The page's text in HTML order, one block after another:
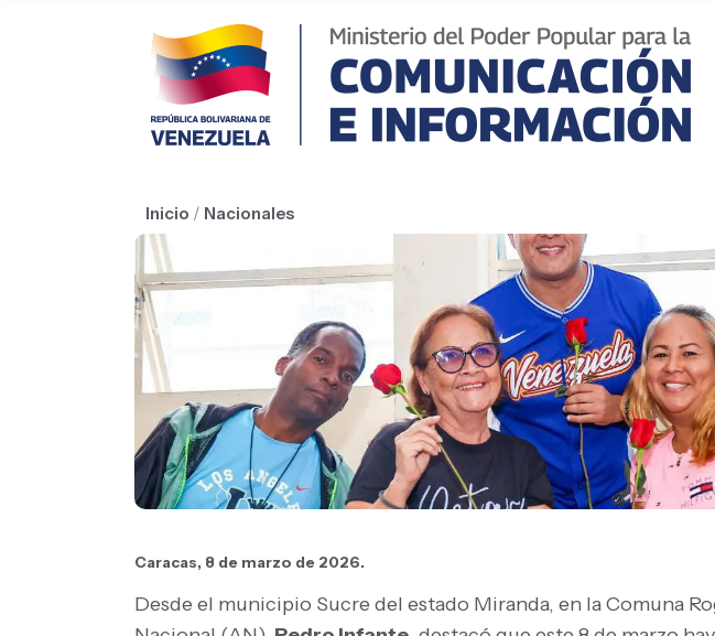
Inicio / Nacionales
Caracas, 8 de marzo de 2026.
Desde el municipio Sucre del estado Miranda, en la Comuna